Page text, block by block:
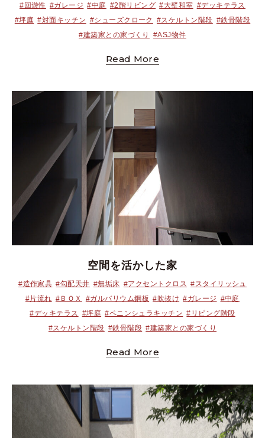
#回遊性 #ガレージ #中庭 #2階リビング #大壁和室 #デッキテラス
#坪庭 #対面キッチン #シューズクローク #スケルトン階段 #鉄骨階段
#建築家との家づくり
#ASJ物件
Read More
空間を活かした家
#造作家具 #勾配天井 #無垢床 #アクセントクロス #スタイリッシュ
#片流れ #ＢＯＸ #ガルバリウム鋼板 #吹抜け #ガレージ #中庭
#デッキテラス #坪庭 #ペニンシュラキッチン #リビング階段
#スケルトン階段 #鉄骨階段 #建築家との家づくり
Read More